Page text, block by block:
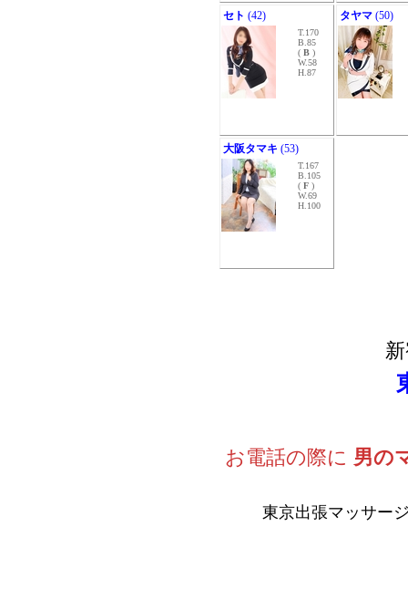
セト (42)
T.170
B.85
( B )
W.58
H.87
タヤマ (50)
大阪タマキ (53)
T.167
B.105
( F )
W.69
H.100
お電話の際に 男の
東京出張マッサー